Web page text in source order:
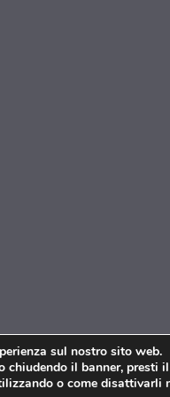
sul nostro sito web.
il banner, presti
o come disattivarli